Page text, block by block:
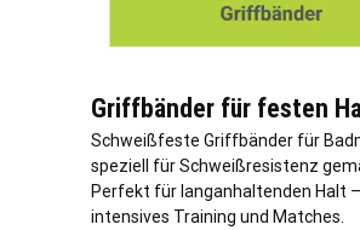
Griffbänder für festen
Schweißfeste Griffbänder für
speziell für Schweißresistenz
Perfekt für langanhaltenden Halt
intensives Training und Matches.